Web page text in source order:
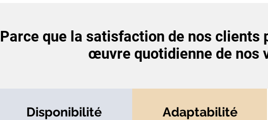
Parce que la satisfaction de nos clients
œuvre quotidienne de nos
Disponibilité Adaptabilité